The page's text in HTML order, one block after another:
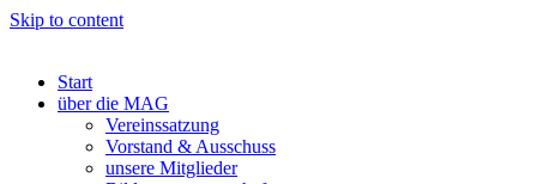
Skip to content
Start
über die MAG
Vereinssatzung
Vorstand & Ausschuss
unsere Mitglieder